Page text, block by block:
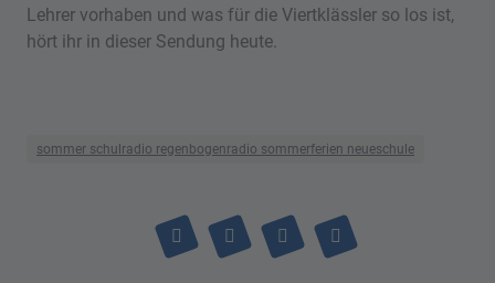
Lehrer vorhaben und was für die Viertklässler so los ist,
hört ihr in dieser Sendung heute.
sommer schulradio regenbogenradio sommerferien neueschule